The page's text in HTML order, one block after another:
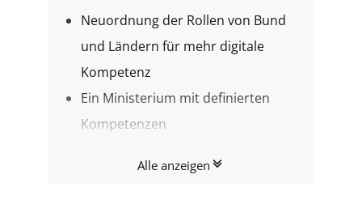
Neuordnung der Rollen von Bund
und Ländern für mehr digitale
Kompetenz
Ein Ministerium mit definierten
Kompetenzen
Eckpfeiler des Erfolgs der digitalen
Alle anzeigen